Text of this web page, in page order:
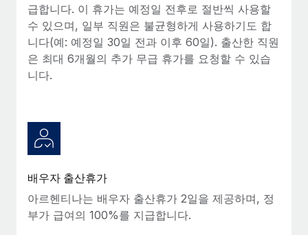
급합니다. 이 휴가는 예정일 전후로 절반씩 사용할
수 있으며, 일부 직원은 불균형하게 사용하기도 합
니다(예: 예정일 30일 전과 이후 60일). 출산한 직원
은 최대 6개월의 추가 무급 휴가를 요청할 수 있습
니다.
배우자 출산휴가
아르헨티나는 배우자 출산휴가 2일을 제공하며, 정
부가 급여의 100%를 지급합니다.